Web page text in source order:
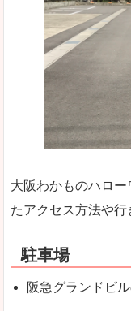
大阪わかものハロ
たアクセス方法や行
駐車場
阪急グランドビ